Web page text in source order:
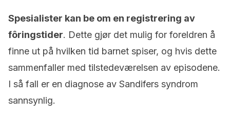
Spesialister kan be om en registrering av
fôringstider. Dette gjør det mulig for foreldren å
finne ut på hvilken tid barnet spiser, og hvis dette
sammenfaller med tilstedeværelsen av episodene.
I så fall er en diagnose av Sandifers syndrom
sannsynlig.